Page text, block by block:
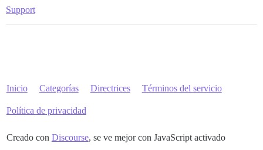
Support
Inicio Categorías Directrices Términos del servicio
Política de privacidad
Creado con Discourse, se ve mejor con JavaScript activado